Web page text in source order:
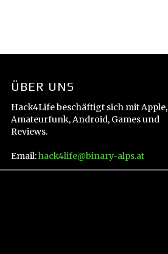
ÜBER UNS
Hack4Life beschäftigt sich mit Apple,
Amateurfunk, Android, Games und
Reviews.
Email:hack4life@binary-alps.at